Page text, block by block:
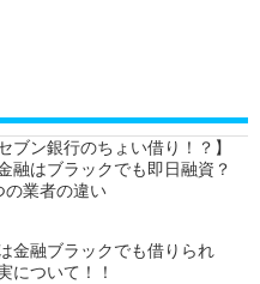
ブン銀行のちょい借り！？】
融はブラックでも即日融資？
の業者の違い
金融ブラックでも借りられ
について！！